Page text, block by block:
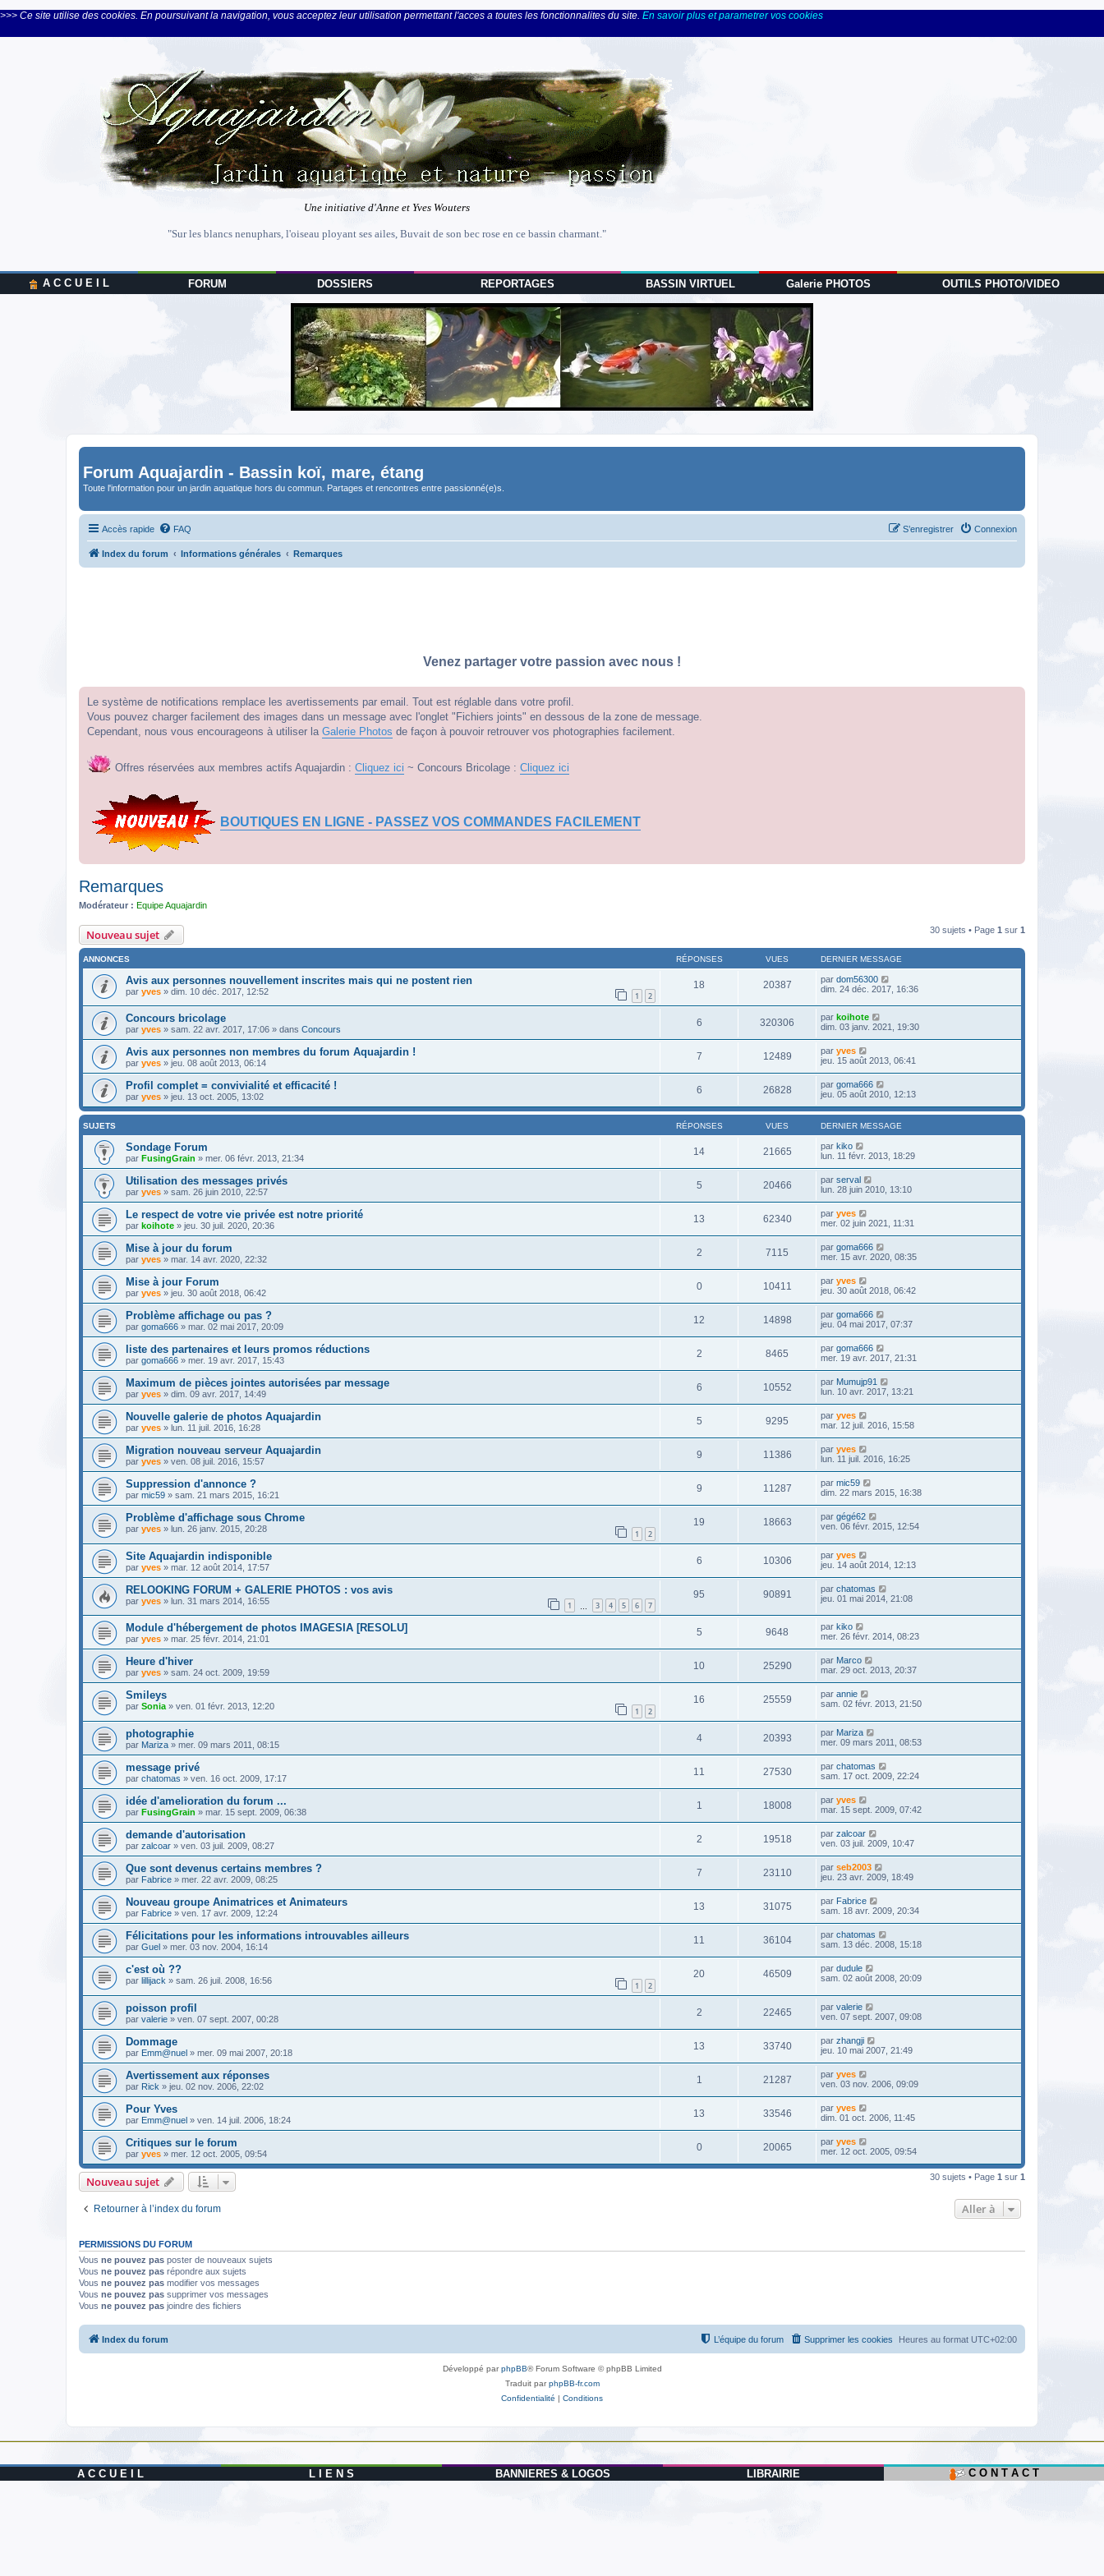
>>> Ce site utilise des cookies. En poursuivant la navigation, vous acceptez leur utilisation permettant l'acces a toutes les fonctionnalites du site. En savoir plus et parametrer vos cookies
Une initiative d'Anne et Yves Wouters
"Sur les blancs nenuphars, l'oiseau ployant ses ailes, Buvait de son bec rose en ce bassin charmant."
A C C U E I L FORUM DOSSIERS REPORTAGES BASSIN VIRTUEL Galerie PHOTOS OUTILS PHOTO/VIDEO
Forum Aquajardin - Bassin koï, mare, étang
Toute l'information pour un jardin aquatique hors du commun. Partages et rencontres entre passionné(e)s.
Accès rapide FAQ Connexion
S’enregistrer
Index du forum Informations générales Remarques
Venez partager votre passion avec nous !
Le système de notifications remplace les avertissements par email. Tout est réglable dans votre profil.
Vous pouvez charger facilement des images dans un message avec l'onglet "Fichiers joints" en dessous de la zone de message.
Cependant, nous vous encourageons à utiliser la Galerie Photos de façon à pouvoir retrouver vos photographies facilement.
Offres réservées aux membres actifs Aquajardin : Cliquez ici ~ Concours Bricolage : Cliquez ici
BOUTIQUES EN LIGNE - PASSEZ VOS COMMANDES FACILEMENT
Remarques
Modérateur : Equipe Aquajardin
Nouveau sujet 30 sujets • Page 1 sur 1
ANNONCES RÉPONSES VUES DERNIER MESSAGE
Avis aux personnes nouvellement inscrites mais qui ne postent rien
par yves » dim. 10 déc. 2017, 12:52 1 2
18 20387 par dom56300
dim. 24 déc. 2017, 16:36
Concours bricolage
par yves » sam. 22 avr. 2017, 17:06 » dans Concours
6 320306 par koihote
dim. 03 janv. 2021, 19:30
Avis aux personnes non membres du forum Aquajardin !
par yves » jeu. 08 août 2013, 06:14
7 12489 par yves
jeu. 15 août 2013, 06:41
Profil complet = convivialité et efficacité !
par yves » jeu. 13 oct. 2005, 13:02
6 26828 par goma666
jeu. 05 août 2010, 12:13
SUJETS RÉPONSES VUES DERNIER MESSAGE
Sondage Forum
par FusingGrain » mer. 06 févr. 2013, 21:34
14 21665 par kiko
lun. 11 févr. 2013, 18:29
Utilisation des messages privés
par yves » sam. 26 juin 2010, 22:57
5 20466 par serval
lun. 28 juin 2010, 13:10
Le respect de votre vie privée est notre priorité
par koihote » jeu. 30 juil. 2020, 20:36
13 62340 par yves
mer. 02 juin 2021, 11:31
Mise à jour du forum
par yves » mar. 14 avr. 2020, 22:32
2 7115 par goma666
mer. 15 avr. 2020, 08:35
Mise à jour Forum
par yves » jeu. 30 août 2018, 06:42
0 10411 par yves
jeu. 30 août 2018, 06:42
Problème affichage ou pas ?
par goma666 » mar. 02 mai 2017, 20:09
12 14898 par goma666
jeu. 04 mai 2017, 07:37
liste des partenaires et leurs promos réductions
par goma666 » mer. 19 avr. 2017, 15:43
2 8465 par goma666
mer. 19 avr. 2017, 21:31
Maximum de pièces jointes autorisées par message
par yves » dim. 09 avr. 2017, 14:49
6 10552 par Mumujp91
lun. 10 avr. 2017, 13:21
Nouvelle galerie de photos Aquajardin
par yves » lun. 11 juil. 2016, 16:28
5 9295 par yves
mar. 12 juil. 2016, 15:58
Migration nouveau serveur Aquajardin
par yves » ven. 08 juil. 2016, 15:57
9 11386 par yves
lun. 11 juil. 2016, 16:25
Suppression d'annonce ?
par mic59 » sam. 21 mars 2015, 16:21
9 11287 par mic59
dim. 22 mars 2015, 16:38
Problème d'affichage sous Chrome
par yves » lun. 26 janv. 2015, 20:28 1 2
19 18663 par gégé62
ven. 06 févr. 2015, 12:54
Site Aquajardin indisponible
par yves » mar. 12 août 2014, 17:57
6 10306 par yves
jeu. 14 août 2014, 12:13
RELOOKING FORUM + GALERIE PHOTOS : vos avis
par yves » lun. 31 mars 2014, 16:55 1 3 4 5 6 7
95 90891 par chatomas
jeu. 01 mai 2014, 21:08
Module d'hébergement de photos IMAGESIA [RESOLU]
par yves » mar. 25 févr. 2014, 21:01
5 9648 par kiko
mer. 26 févr. 2014, 08:23
Heure d'hiver
par yves » sam. 24 oct. 2009, 19:59
10 25290 par Marco
mar. 29 oct. 2013, 20:37
Smileys
par Sonia» ven. 01 févr. 2013, 12:20 1 2
16 25559 par annie
sam. 02 févr. 2013, 21:50
photographie
par Mariza » mer. 09 mars 2011, 08:15
4 20393 par Mariza
mer. 09 mars 2011, 08:53
message privé
par chatomas » ven. 16 oct. 2009, 17:17
11 27530 par chatomas
sam. 17 oct. 2009, 22:24
idée d'amelioration du forum ...
par FusingGrain » mar. 15 sept. 2009, 06:38
1 18008 par yves
mar. 15 sept. 2009, 07:42
demande d'autorisation
par zalcoar » ven. 03 juil. 2009, 08:27
2 19518 par zalcoar
ven. 03 juil. 2009, 10:47
Que sont devenus certains membres ?
par Fabrice » mer. 22 avr. 2009, 08:25
7 23110 par seb2003
jeu. 23 avr. 2009, 18:49
Nouveau groupe Animatrices et Animateurs
par Fabrice » ven. 17 avr. 2009, 12:24
13 31075 par Fabrice
sam. 18 avr. 2009, 20:34
Félicitations pour les informations introuvables ailleurs
par Guel » mer. 03 nov. 2004, 16:14
11 36104 par chatomas
sam. 13 déc. 2008, 15:18
c'est où ??
par lillijack » sam. 26 juil. 2008, 16:56 1 2
20 46509 par dudule
sam. 02 août 2008, 20:09
poisson profil
par valerie » ven. 07 sept. 2007, 00:28
2 22465 par valerie
ven. 07 sept. 2007, 09:08
Dommage
par Emm@nuel » mer. 09 mai 2007, 20:18
13 33740 par zhangji
jeu. 10 mai 2007, 21:49
Avertissement aux réponses
par Rick » jeu. 02 nov. 2006, 22:02
1 21287 par yves
ven. 03 nov. 2006, 09:09
Pour Yves
par Emm@nuel » ven. 14 juil. 2006, 18:24
13 33546 par yves
dim. 01 oct. 2006, 11:45
Critiques sur le forum
par yves » mer. 12 oct. 2005, 09:54
0 20065 par yves
mer. 12 oct. 2005, 09:54
Nouveau sujet 30 sujets • Page 1 sur 1
Retourner à l’index du forum Aller à
PERMISSIONS DU FORUM
Vous ne pouvez pas poster de nouveaux sujets
Vous ne pouvez pas répondre aux sujets
Vous ne pouvez pas modifier vos messages
Vous ne pouvez pas supprimer vos messages
Vous ne pouvez pas joindre des fichiers
Index du forum Heures au format UTC+02:00
Supprimer les cookies
L’équipe du forum
Développé parphpBB® Forum Software © phpBB Limited
Traduit parphpBB-fr.com
Confidentialité | Conditions
A C C U E I L L I E N S BANNIERES & LOGOS LIBRAIRIE C O N T A C T